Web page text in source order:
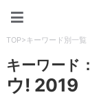
TOP>キーワード別一覧
キーワード：
ウ! 2019